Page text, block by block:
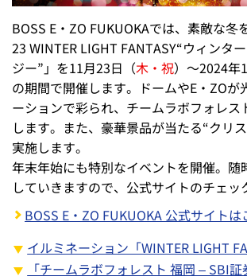
BOSS E・ZO FUKUOKAでは、素敵な冬
23 WINTER LIGHT FANTASY“ウィンタ
ジー”」を11月23日（木・祝）～2024年
の期間で開催します。ドームやE・ZOが
ーションで彩られ、チームラボフォレス
します。また、豪華景品が当たる“クリ
実施します。
年末年始にも特別なイベントを開催。随
していきますので、公式サイトのチェッ
BOSS E・ZO FUKUOKA 公式サイトは
イルミネーション「WINTER LIGHT
「チームラボフォレスト 福岡 – SBI